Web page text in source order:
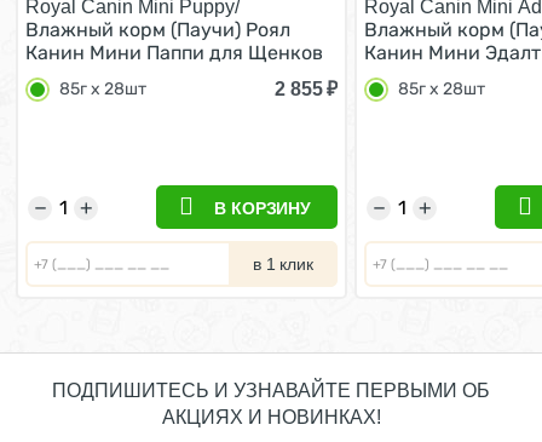
Royal Canin Mini Puppy/
Влажный корм (Паучи) Роял
Канин Мини Паппи для Щенков
Мелких пород в возрасте от 2 до
10 месяцев (цена за упаковку)
85г х 28шт 2 855₽
+
− В КОРЗИНУ
в 1 клик
Royal Canin Mini
Влажный корм
Канин Мини
собак Мелких
кг в возрасте от
85г х 28шт
+
−
ПОДПИШИТЕСЬ И УЗНАВАЙТЕ ПЕРВЫМИ ОБ
АКЦИЯХ И НОВИНКАХ!